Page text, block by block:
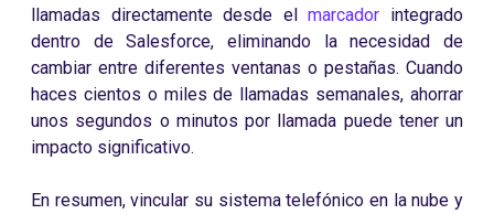
llamadas directamente desde elmarcador integrado
dentro de Salesforce, eliminando la necesidad de
cambiar entre diferentes ventanas o pestañas. Cuando
haces cientos o miles de llamadas semanales, ahorrar
unos segundos o minutos por llamada puede tener un
impacto significativo.
En resumen, vincular su sistema telefónico en la nube y